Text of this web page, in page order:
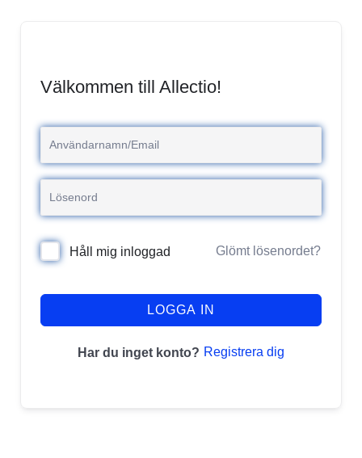
Välkommen till Allectio!
Håll mig inloggad Glömt lösenordet?
LOGGA IN
Har du inget konto? Registrera dig